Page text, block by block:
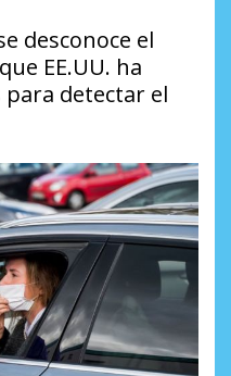
desconoce el
EE.UU. ha
detectar el